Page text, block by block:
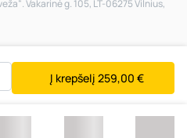
Į krepšelį 259,00 €
Vakarinė g. 105, LT-06275 Vilnius,